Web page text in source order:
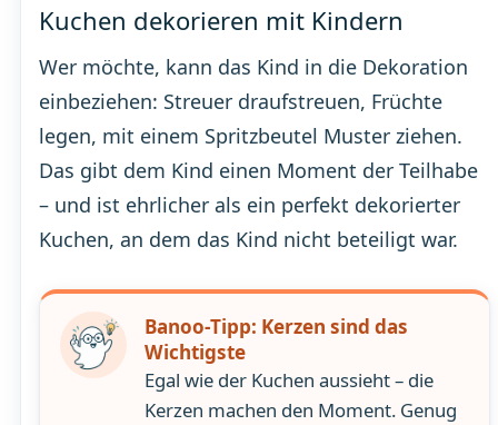
Kuchen dekorieren mit Kindern
Wer möchte, kann das Kind in die Dekoration
einbeziehen: Streuer draufstreuen, Früchte
legen, mit einem Spritzbeutel Muster ziehen.
Das gibt dem Kind einen Moment der Teilhabe
– und ist ehrlicher als ein perfekt dekorierter
Kuchen, an dem das Kind nicht beteiligt war.
Banoo-Tipp: Kerzen sind das
Wichtigste
Egal wie der Kuchen aussieht – die
Kerzen machen den Moment. Genug